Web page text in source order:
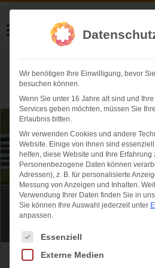
Helmut
Herzlich
ADAC Salzburgring
Wir benötigen Ihre Einwilligung, bevor
besuchen können.
Wenn Sie unter 16 Jahre alt sind und
Services geben möchten, müssen Sie
Erlaubnis bitten.
Wir verwenden Cookies und andere
Website. Einige von ihnen sind
helfen, diese Website und Ihre Erfahrung
Personenbezogene Daten können
Adressen), z. B. für personalisierte
Messung von Anzeigen und Inhalten.
Verwendung Ihrer Daten finden Sie in
Sie können Ihre Auswahl jederzeit unter
anpassen.
Es folgt eine Liste der Service-
Essenziell
Externe Medien